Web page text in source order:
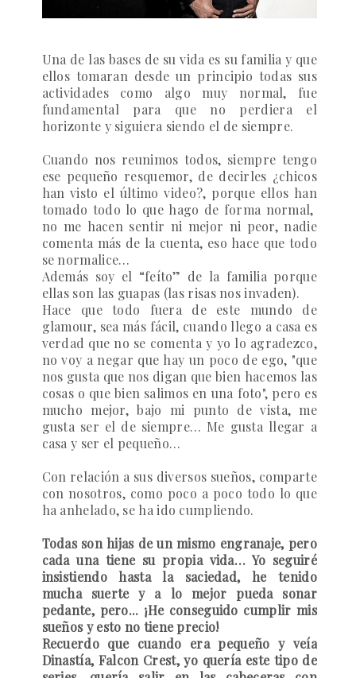
Una de las bases de su vida es su familia y que
ellos tomaran desde un principio todas sus
actividades como algo muy normal, fue
fundamental para que no perdiera el
horizonte y siguiera siendo el de siempre.
Cuando nos reunimos todos, siempre tengo
ese pequeño resquemor, de decirles ¿chicos
han visto el último video?, porque ellos han
tomado todo lo que hago de forma normal,
no me hacen sentir ni mejor ni peor, nadie
comenta más de la cuenta, eso hace que todo
se normalice…
Además soy el “feíto” de la familia porque
ellas son las guapas (las risas nos invaden).
Hace que todo fuera de este mundo de
glamour, sea más fácil, cuando llego a casa es
verdad que no se comenta y yo lo agradezco,
no voy a negar que hay un poco de ego, "que
nos gusta que nos digan que bien hacemos las
cosas o que bien salimos en una foto", pero es
mucho mejor, bajo mi punto de vista, me
gusta ser el de siempre… Me gusta llegar a
casa y ser el pequeño…
Con relación a sus diversos sueños, comparte
con nosotros, como poco a poco todo lo que
ha anhelado, se ha ido cumpliendo.
Todas son hijas de un mismo engranaje, pero
cada una tiene su propia vida… Yo seguiré
insistiendo hasta la saciedad, he tenido
mucha suerte y a lo mejor pueda sonar
pedante, pero... ¡He conseguido cumplir mis
sueños y esto no tiene precio!
Recuerdo que cuando era pequeño y veía
Dinastía, Falcon Crest, yo quería este tipo de